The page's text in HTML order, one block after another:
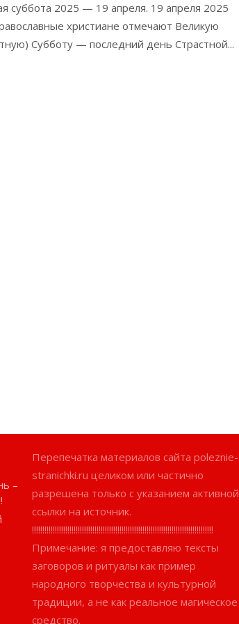
суббота 2025 — 19 апреля. 19 апреля 2025
христиане отмечают Великую
Субботу — последний день Страстной...
–
Перепечатка материалов сайта poleznie-
stranichki.ru целиком или частично
разрешена только с указанием активной
ссылки на источник.
!!!!!!!!!!!!!!!!!!!!!!!!!!!!!!!!!!!!!!!!!!!!!!!!!!!!!!!!!!!!!!!!!!!!!!!!!!!!!!!!!!!!!!!
Примечание: я предоставляю тексты
заговоров и ритуалы как пример
народного творчества и культурной
традиции, а не как реальное магическое
средство.